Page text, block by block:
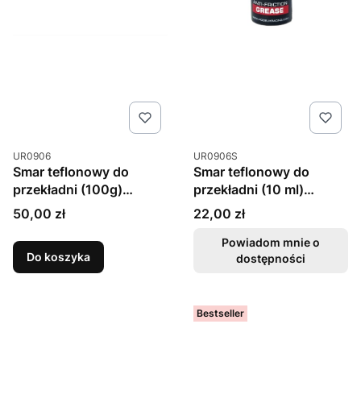
Kod produktu
UR0906
Smar teflonowy do
przekładni (100g)
Ultimate Racing
Cena
50,00 zł
Do koszyka
Kod produktu
UR0906S
Smar teflonowy do
przekładni (10 ml)
Ultimate Racing
Cena
22,00 zł
Powiadom mnie o
dostępności
Bestseller